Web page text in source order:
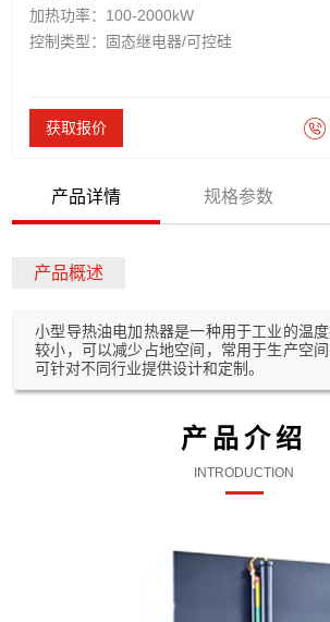
加热功率：100-2000kW
控制类型：固态继电器/可控硅
获取报价
产品详情 规格参数
产品概述
小型导热油电加热器是一种用于工业的温
较小，可以减少占地空间，常用于生产空间
可针对不同行业提供设计和定制。
产品介绍
INTRODUCTION